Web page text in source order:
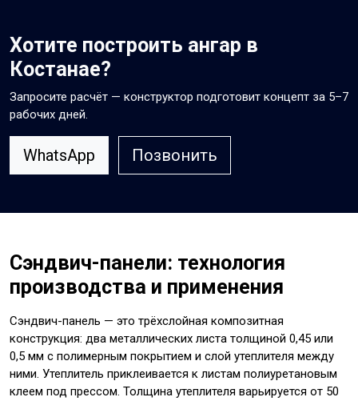
Хотите построить ангар в
Костанае?
Запросите расчёт — конструктор подготовит концепт за 5–7
рабочих дней.
WhatsApp Позвонить
Сэндвич-панели: технология
производства и применения
Сэндвич-панель — это трёхслойная композитная
конструкция: два металлических листа толщиной 0,45 или
0,5 мм с полимерным покрытием и слой утеплителя между
ними. Утеплитель приклеивается к листам полиуретановым
клеем под прессом. Толщина утеплителя варьируется от 50